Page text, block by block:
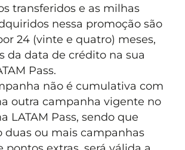
transferidos e as milhas
nessa promoção são
24 (vinte e quatro) meses,
da data de crédito na sua
Pass.
não é cumulativa com
outra campanha vigente no
LATAM Pass, sendo que
duas ou mais campanhas